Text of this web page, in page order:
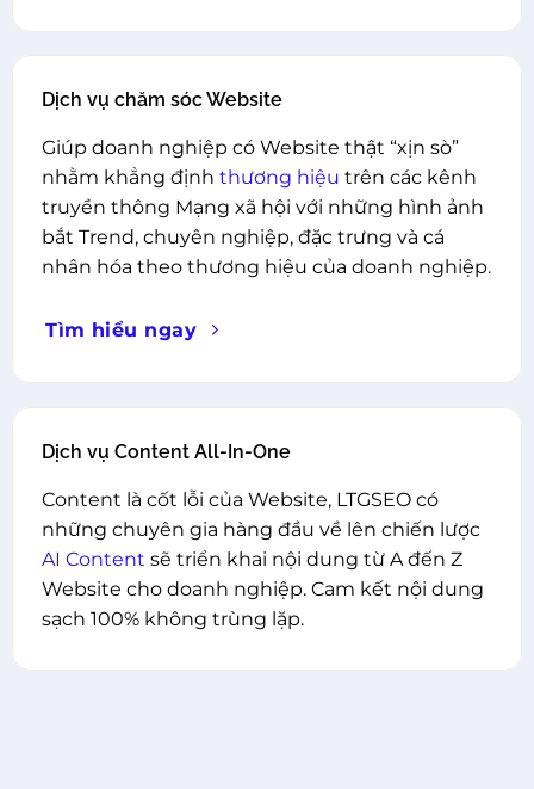
Dịch vụ chăm sóc Website
Giúp doanh nghiệp có Website thật “xịn sò”
nhằm khẳng định thương hiệu trên các kênh
truyền thông Mạng xã hội với những hình ảnh
bắt Trend, chuyên nghiệp, đặc trưng và cá
nhân hóa theo thương hiệu của doanh nghiệp.
Tìm hiểu ngay
Dịch vụ Content All-In-One
Content là cốt lỗi của Website, LTGSEO có
những chuyên gia hàng đầu về lên chiến lược
AI Content sẽ triển khai nội dung từ A đến Z
Website cho doanh nghiệp. Cam kết nội dung
sạch 100% không trùng lặp.